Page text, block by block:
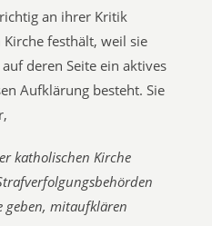
an ihrer Kritik
festhält, weil sie
deren Seite ein aktives
Aufklärung besteht. Sie
katholischen Kirche
mitaufklären